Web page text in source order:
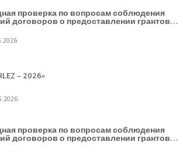
проверка по вопросам соблюдения
договоров о предоставлении грантов
SRL Baurlukhouse
– 2026»
проверка по вопросам соблюдения
договоров о предоставлении грантов
SRL Grand Nic Oil Company